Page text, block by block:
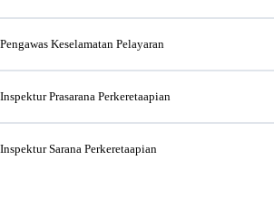
Pengawas Keselamatan Pelayaran
Inspektur Prasarana Perkeretaapian
Inspektur Sarana Perkeretaapian